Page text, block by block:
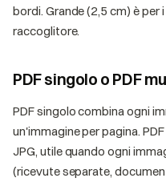
bordi. Grande (2,5 cm) è
raccoglitore.
PDF singolo o PDF
PDF singolo combina ogni
un'immagine per pagina.
JPG, utile quando ogni
(ricevute separate,